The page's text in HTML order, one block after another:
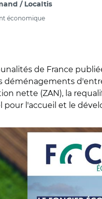
/ Localtis
économique
de France
nette (ZAN), la
pour l'accueil et le